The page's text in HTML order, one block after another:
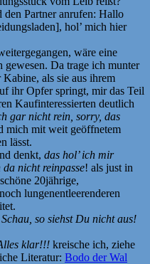
Partner anrufen: Hallo
hol’ mich hier
wäre eine
Da trage ich munter
als sie aus ihrem
ihr Opfer springt, mir das Teil
Kaufinteressierten deutlich
gar nicht rein, sorry, das
mich mit weit geöffnetem
lässt.
denkt, das hol’ ich mir
nicht reinpasse! als just in
20jährige,
lungenentleerenderen
Schau, so siehst Du nicht aus!
klar!!! kreische ich, ziehe
Literatur: Bodo der Wal